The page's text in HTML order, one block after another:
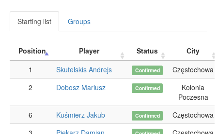
Starting list Groups
Position Player Status
City
1
Skutelskis Andrejs Confirmed
Częstochowa
2
Dobosz Mariusz Confirmed
Kolonia
Poczesna
6
Kuśmierz Jakub Confirmed
Częstochowa